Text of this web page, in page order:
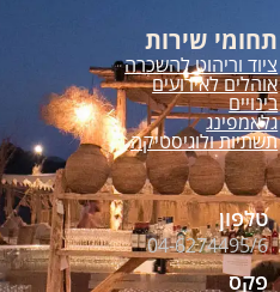
תחומי שירות
ציוד וריהוט להשכרה
אוהלים לאירועים
בינויים
גלאמפינג
תשתיות ולוגיסטיקה
טלפון
04-6274495/6
פקס